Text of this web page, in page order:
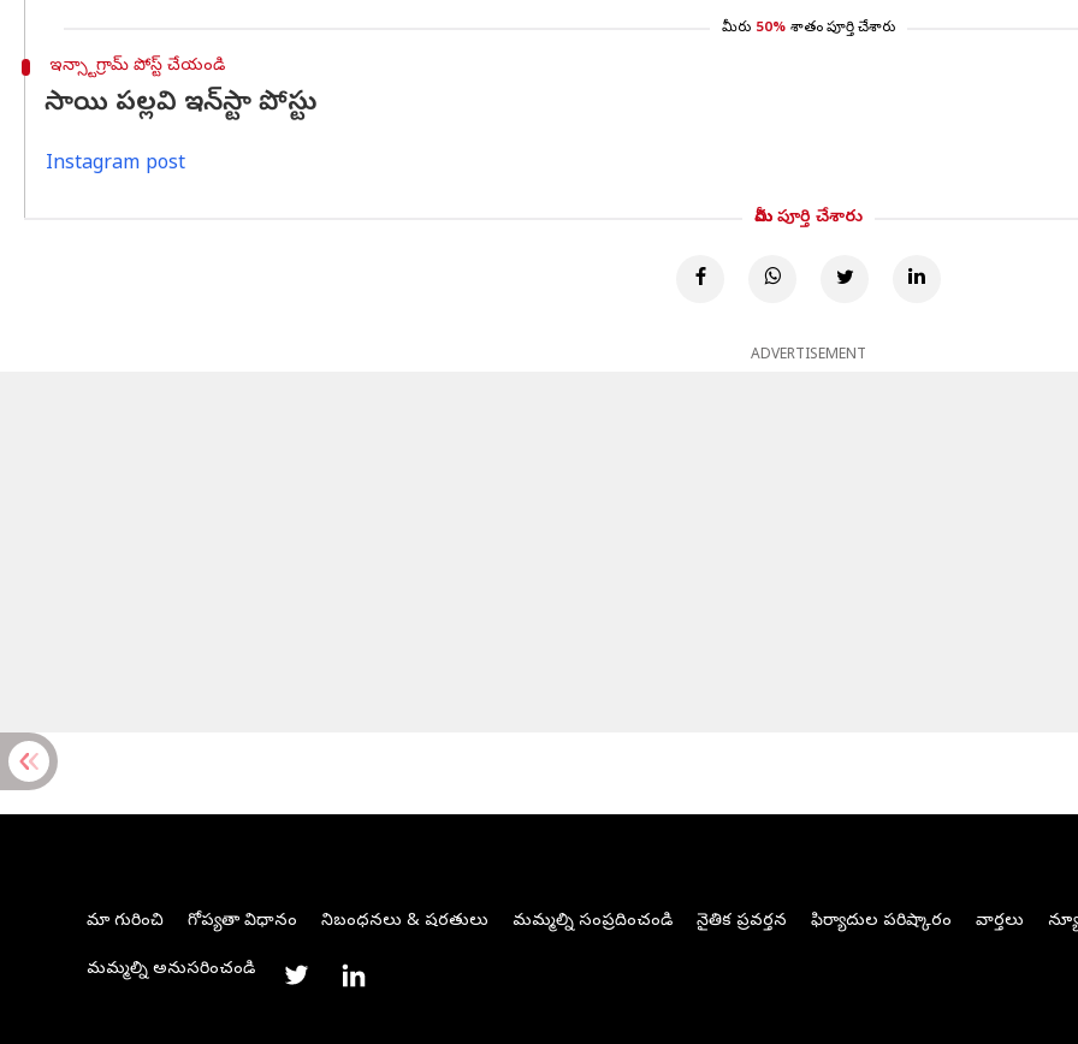
మీరు 50% శాతం పూర్తి చేశారు
ఇన్స్టాగ్రామ్ పోస్ట్ చేయండి
సాయి పల్లవి ఇన్‌స్టా పోస్టు
Instagram post
మీరు పూర్తి చేశారు
ADVERTISEMENT
మా గురించి గోప్యతా విధానం నిబంధనలు & షరతులు మమ్మల్ని సంప్రదించండి నైతిక ప్రవర్తన ఫిర్యాదుల పరిష్కారం వార్తలు
మమ్మల్ని అనుసరించండి